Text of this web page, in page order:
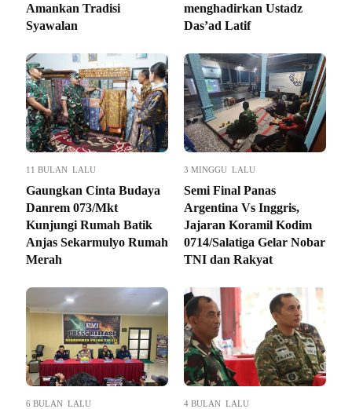
Amankan Tradisi
Syawalan
menghadirkan Ustadz
Das’ad Latif
11 BULAN LALU
Gaungkan Cinta Budaya
Danrem 073/Mkt
Kunjungi Rumah Batik
Anjas Sekarmulyo Rumah
Merah
3 MINGGU LALU
Semi Final Panas
Argentina Vs Inggris,
Jajaran Koramil Kodim
0714/Salatiga Gelar Nobar
TNI dan Rakyat
6 BULAN LALU 4 BULAN LALU